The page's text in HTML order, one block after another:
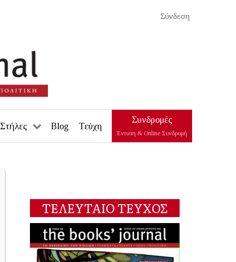
Σύνδεση
Στήλες Blog Τεύχη
Συνδρομές
Έντυπη & Online Συνδρομή
ΤΕΛΕΥΤΑΙΟ ΤΕΥΧΟΣ